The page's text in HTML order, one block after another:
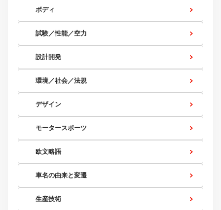
ボディ
試験／性能／空力
設計開発
環境／社会／法規
デザイン
モータースポーツ
欧文略語
車名の由来と変遷
生産技術